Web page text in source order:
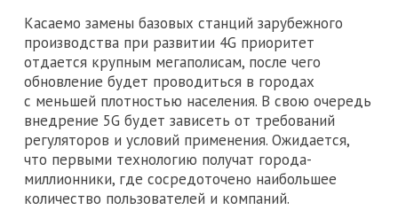
Касаемо замены базовых станций зарубежного
производства при развитии 4G приоритет
отдается крупным мегаполисам, после чего
обновление будет проводиться в городах
с меньшей плотностью населения. В свою очередь
внедрение 5G будет зависеть от требований
регуляторов и условий применения. Ожидается,
что первыми технологию получат города-
миллионники, где сосредоточено наибольшее
количество пользователей и компаний.